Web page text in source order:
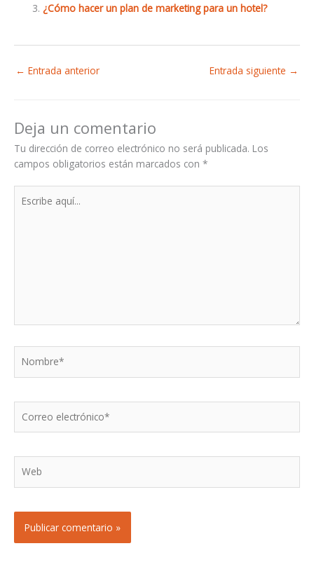
¿Cómo hacer un plan de marketing para un hotel?
← Entrada anterior Entrada siguiente →
Deja un comentario
Tu dirección de correo electrónico no será publicada. Los
campos obligatorios están marcados con *
aquí...
electrónico*